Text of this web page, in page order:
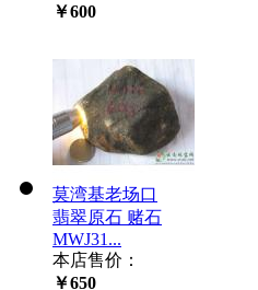
￥600
莫湾基老场口
翡翠原石 赌石
MWJ31...
本店售价：
￥650